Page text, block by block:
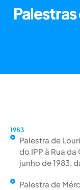
1983
Palestra de
do IPP à Rua
junho de 1983,
Palestra de